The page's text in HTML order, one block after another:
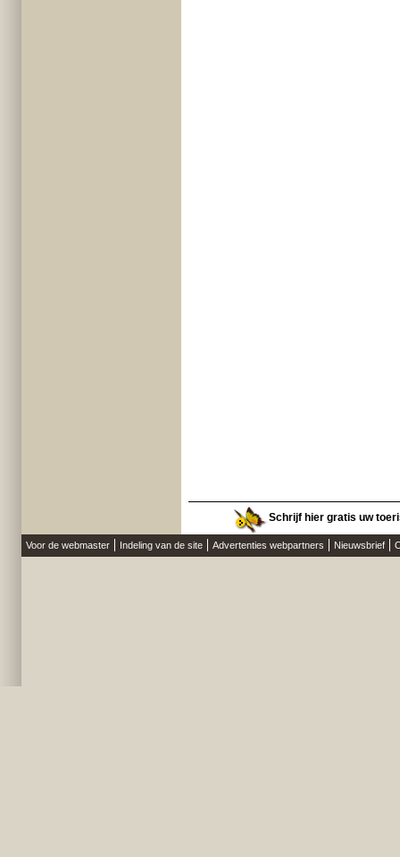
Schrijf hier gratis uw
Voor de webmaster Indeling van de site Advertenties webpartners Nieuwsbrief